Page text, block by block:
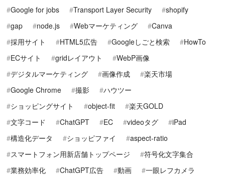
Google for jobs
Transport Layer Security
shopify
gap
node.js Webマーケティング
Canva
採用サイト
HTML5広告 Googleしごと検索
HowTo
ECサイト
gridレイアウト
WebP画像
デジタルマーケティング
画像作成
楽天市場
Google Chrome
撮影
ハウツー
ショッピングサイト
object-fit
楽天GOLD
文字コード
ChatGPT EC videoタグ
iPad
構造化データ
ショッピファイ
aspect-ratio
スマートフォン用新店舗トップページ
符号化文字集合
業務効率化
ChatGPT広告 動画 一眼レフカメラ